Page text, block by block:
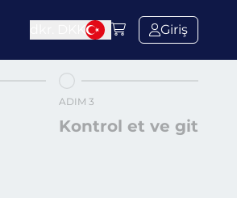
Giriş
ADIM 3
Kontrol et ve git